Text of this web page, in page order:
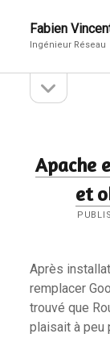
Fabien
Ingénieur Réseau
Sidebarsidebar
Apache
et
Après
remplacer
trouvé que
plaisait à peu